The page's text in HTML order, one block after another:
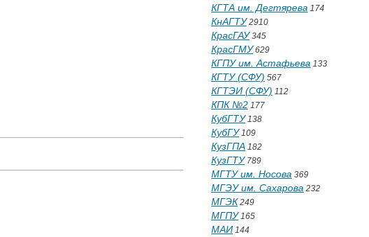
КГТА им. Дегтярева 174
КнАГТУ2910
КрасГАУ345
КрасГМУ629
КГПУ им. Астафьева 133
КГТУ (СФУ) 567
КГТЭИ (СФУ) 112
КПК №2 177
КубГТУ138
КубГУ109
КузГПА 182
КузГТУ789
МГТУ им. Носова 369
МГЭУ им. Сахарова 232
МГЭК 249
МГПУ165
МАИ 144